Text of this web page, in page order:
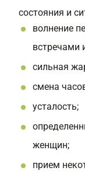
состояния и
волнение
встречами
сильная
смена
усталость;
женщин;
прием